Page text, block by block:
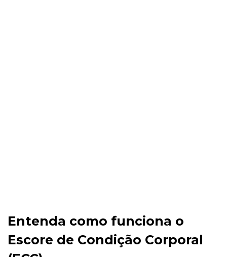
Entenda como funciona o
Escore de Condição Corporal